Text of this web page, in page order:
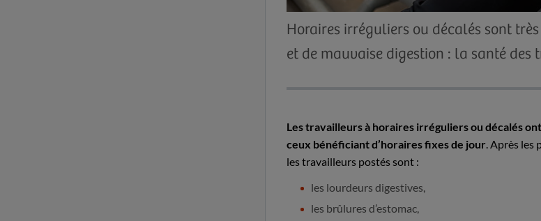
Horaires irréguliers ou décalés sont
et de mauvaise digestion : la santé des
Les travailleurs à horaires irréguliers ou décalés
ceux bénéficiant d’horaires fixes de jour . Après les
les travailleurs postés sont :
les lourdeurs digestives,
les brûlures d’estomac,